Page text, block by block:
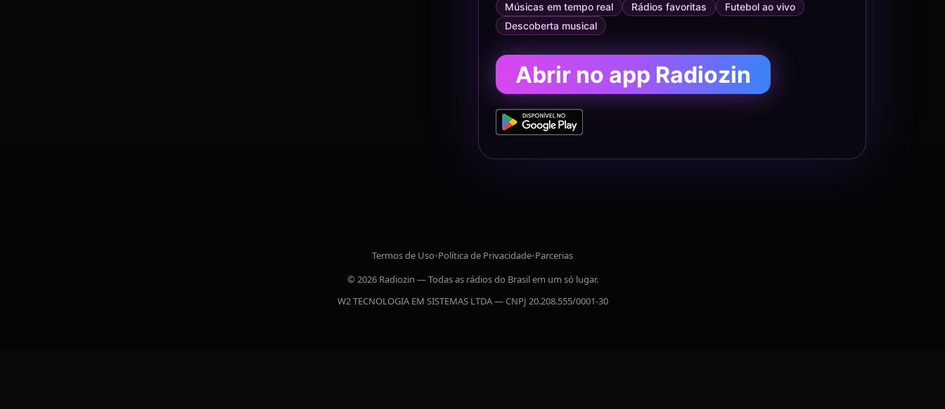
Músicas em tempo real Rádios favoritas
Futebol ao vivo
Descoberta musical
Abrir no app Radiozin
Termos de Uso•Política de Privacidade•Parcerias
© 2026 Radiozin — Todas as rádios do Brasil em um só lugar.
W2 TECNOLOGIA EM SISTEMAS LTDA — CNPJ 20.208.555/0001-30